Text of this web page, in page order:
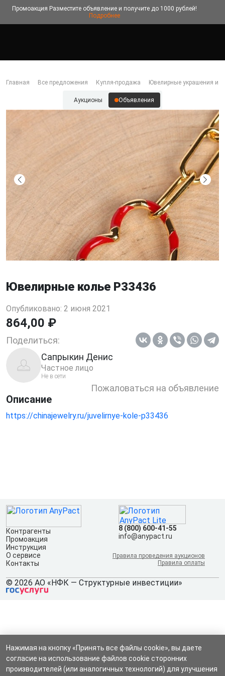
Промоакция Разместите объявление и получите до 1000 рублей!
Подробнее
Главная Все предложения Купля-продажа Ювелирные украшения и
Аукционы Объявления
Ювелирные колье P33436
Опубликовано: 2 июня 2021
864,00 ₽
Поделиться:
Сапрыкин Денис
Частное лицо
Не в сети
Пожаловаться на объявление
Описание
https://chinajewelry.ru/juvelirnye-kole-p33436
Контрагенты
Промоакция
Инструкция
О сервисе
Контакты
8 (800) 600-41-55
info@anypact.ru
Правила проведения аукционов
Правила оплаты
© 2026 АО «НФК — Структурные инвестиции»
Нажимая на кнопку «Принять все файлы cookie», вы даете
согласие на использование файлов cookie сторонних
производителей (или аналогичных технологий) для улучшения